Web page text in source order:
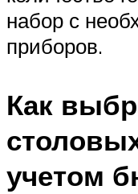
набор с
приборов.
Как
учетом